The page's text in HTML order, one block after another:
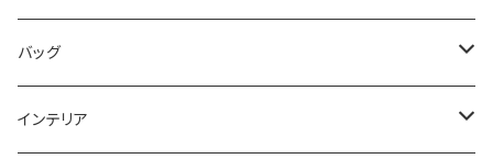
COGU
GAGA MILANO
DIESEL
MICHAEL KORS
TRANSNUMBER
SAAMA HOMME
TIFFANY&CO
FOLLI FOLLIE
DAKS
栃木レザー
バッグ
MANHATTAN PORTAGE
インテリア